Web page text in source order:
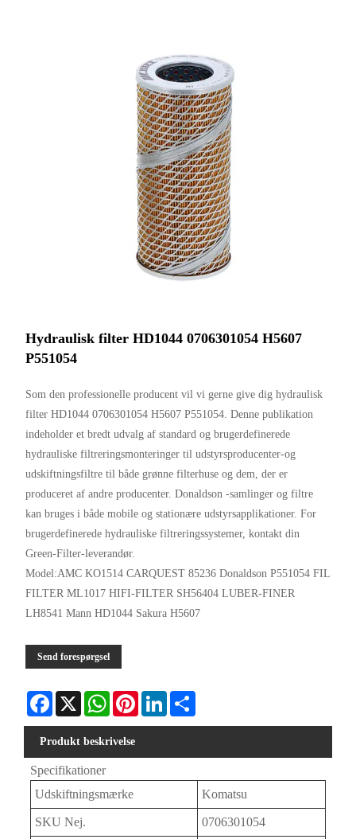
Hydraulisk filter HD1044 0706301054 H5607
P551054
Som den professionelle producent vil vi gerne give dig hydraulisk
filter HD1044 0706301054 H5607 P551054. Denne publikation
indeholder et bredt udvalg af standard og brugerdefinerede
hydrauliske filtreringsmonteringer til udstyrsproducenter-og
udskiftningsfiltre til både grønne filterhuse og dem, der er
produceret af andre producenter. Donaldson -samlinger og filtre
kan bruges i både mobile og stationære udstyrsapplikationer. For
brugerdefinerede hydrauliske filtreringssystemer, kontakt din
Green-Filter-leverandør.
Model:AMC KO1514 CARQUEST 85236 Donaldson P551054 FIL
FILTER ML1017 HIFI-FILTER SH56404 LUBER-FINER
LH8541 Mann HD1044 Sakura H5607
Send forespørgsel
Facebook
X WhatsAppPinterestLinkedIn
Produkt beskrivelse
Specifikationer
Udskiftningsmærke
Komatsu
SKU Nej. 0706301054